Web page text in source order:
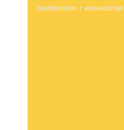
OUZBÉKISTAN KIRGHIZISTAN